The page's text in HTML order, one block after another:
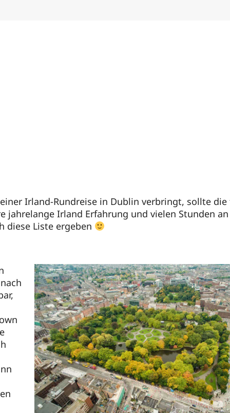
Irland-Rundreise in Dublin verbringt, sollte
jahrelange Irland Erfahrung und vielen Stunden an
diese Liste ergeben